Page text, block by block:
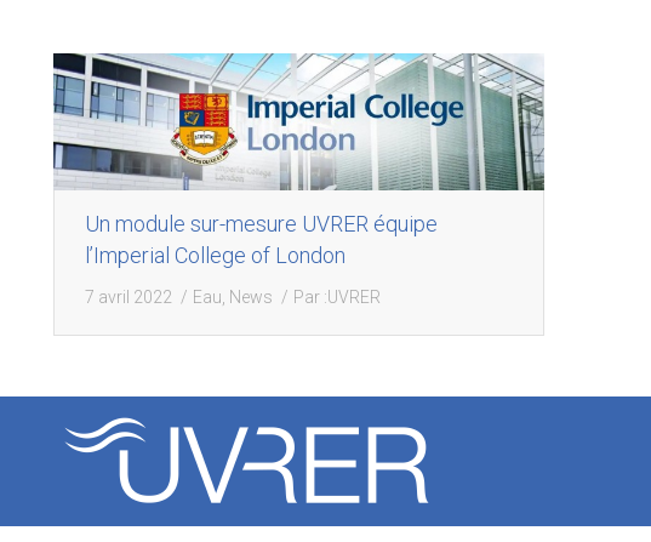
Un module sur-mesure UVRER équipe
l’Imperial College of London
7 avril 2022 Eau News Par :UVRER